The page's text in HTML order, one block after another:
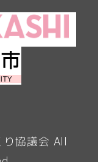
り協議会 All